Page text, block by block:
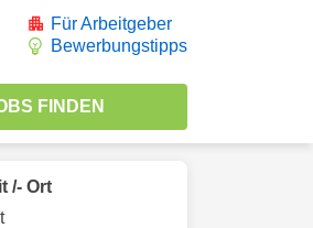
Für Arbeitgeber
Bewerbungstipps
/- Ort